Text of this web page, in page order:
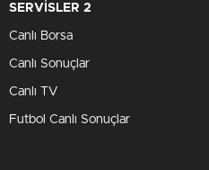
SERVİSLER 2
Canlı Borsa
Canlı Sonuçlar
Canlı TV
Futbol Canlı Sonuçlar